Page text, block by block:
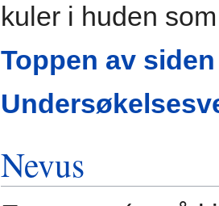
kuler i huden
Toppen av siden
Nevus